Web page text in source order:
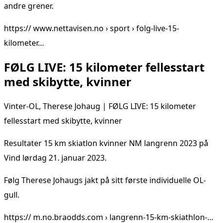
andre grener.
https:// www.nettavisen.no › sport › folg-live-15-
kilometer…
FØLG LIVE: 15 kilometer fellesstart
med skibytte, kvinner
Vinter-OL, Therese Johaug | FØLG LIVE: 15 kilometer
fellesstart med skibytte, kvinner
Resultater 15 km skiatlon kvinner NM langrenn 2023 på
Vind lørdag 21. januar 2023.
Følg Therese Johaugs jakt på sitt første individuelle OL-
gull.
https:// m.no.braodds.com › langrenn-15-km-skiathlon-…